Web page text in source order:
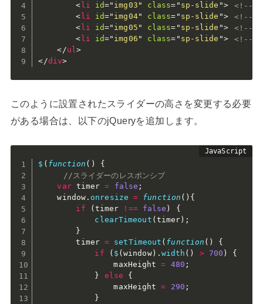
< li id=" img03 " class= " sp-slide ">
<!--
< li id=" img04" class= " sp-slide ">
<!--
< li id=" img05 " class= " sp-slide ">
<!--
< li id=" img06 " class= " sp-slide ">
<!--
</ul>
</div>
このように設置されたスライダーの高さを変更する必要
がある場合は、以下のjQueryを追加します。
$ ( function ( )
{
//スライダーのレスポンシブ
var timer = false ;
	window
. onresize = function ( ) {
if
( timer !== false )
{
clearTimeout ( timer ) ;
}
		timer
= setTimeout ( function ( )
{
if
( $ (window) . width ( ) > 700 )
{
				maxHeight
= 480 ;
}
else
{
				maxHeight
= 290 ;
}